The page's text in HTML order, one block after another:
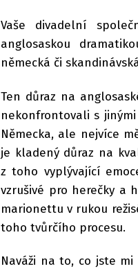
Vaše divadelní
anglosaskou
německá či
Ten důraz na
nekonfrontovali s
Německa, ale nejvíce
je kladený důraz na
z toho vyplývající
vzrušivé pro herečky a
marionettu v rukou
toho tvůrčího procesu.
Naváži na to, co jste